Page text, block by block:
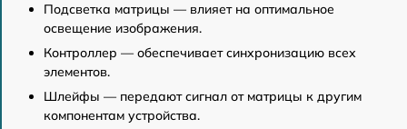
Подсветка матрицы — влияет на оптимальное
освещение изображения.
Контроллер — обеспечивает синхронизацию всех
элементов.
Шлейфы — передают сигнал от матрицы к другим
компонентам устройства.